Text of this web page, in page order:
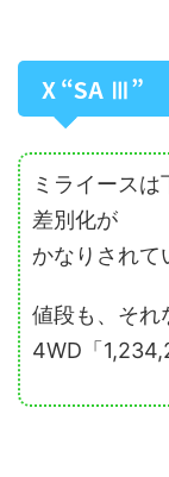
X “SA Ⅲ”
ミライース
差別化が
かなりされて
値段も、それ
4WD「